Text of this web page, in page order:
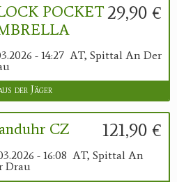
29,90 €
POCKET
- 14:27 AT, Spittal An Der
der Jäger
121,90 €
CZ
- 16:08 AT, Spittal An
Drau